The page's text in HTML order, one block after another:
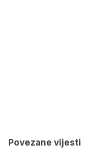
Povezane vijesti